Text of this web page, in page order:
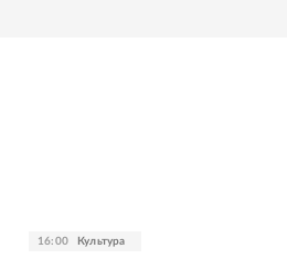
16:00 Культура